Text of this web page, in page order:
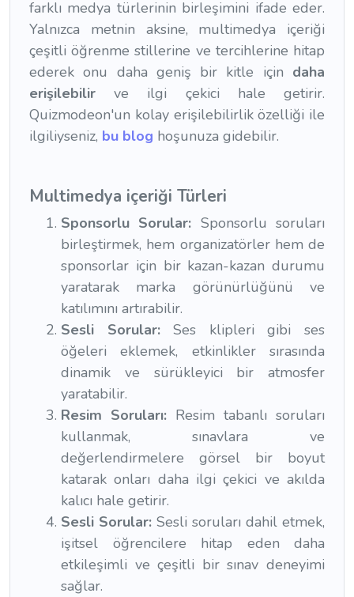
farklı medya türlerinin birleşimini ifade eder.
Yalnızca metnin aksine, multimedya içeriği
çeşitli öğrenme stillerine ve tercihlerine hitap
ederek onu daha geniş bir kitle için daha
erişilebilir ve ilgi çekici hale getirir.
Quizmodeon'un kolay erişilebilirlik özelliği ile
ilgiliyseniz, bu blog hoşunuza gidebilir.
Multimedya içeriği Türleri
Sponsorlu Sorular: Sponsorlu soruları
birleştirmek, hem organizatörler hem de
sponsorlar için bir kazan-kazan durumu
yaratarak marka görünürlüğünü ve
katılımını artırabilir.
Sesli Sorular:Ses klipleri gibi ses
öğeleri eklemek, etkinlikler sırasında
dinamik ve sürükleyici bir atmosfer
yaratabilir.
Resim Soruları: Resim tabanlı soruları
kullanmak, sınavlara ve
değerlendirmelere görsel bir boyut
katarak onları daha ilgi çekici ve akılda
kalıcı hale getirir.
Sesli Sorular: Sesli soruları dahil etmek,
işitsel öğrencilere hitap eden daha
etkileşimli ve çeşitli bir sınav deneyimi
sağlar.